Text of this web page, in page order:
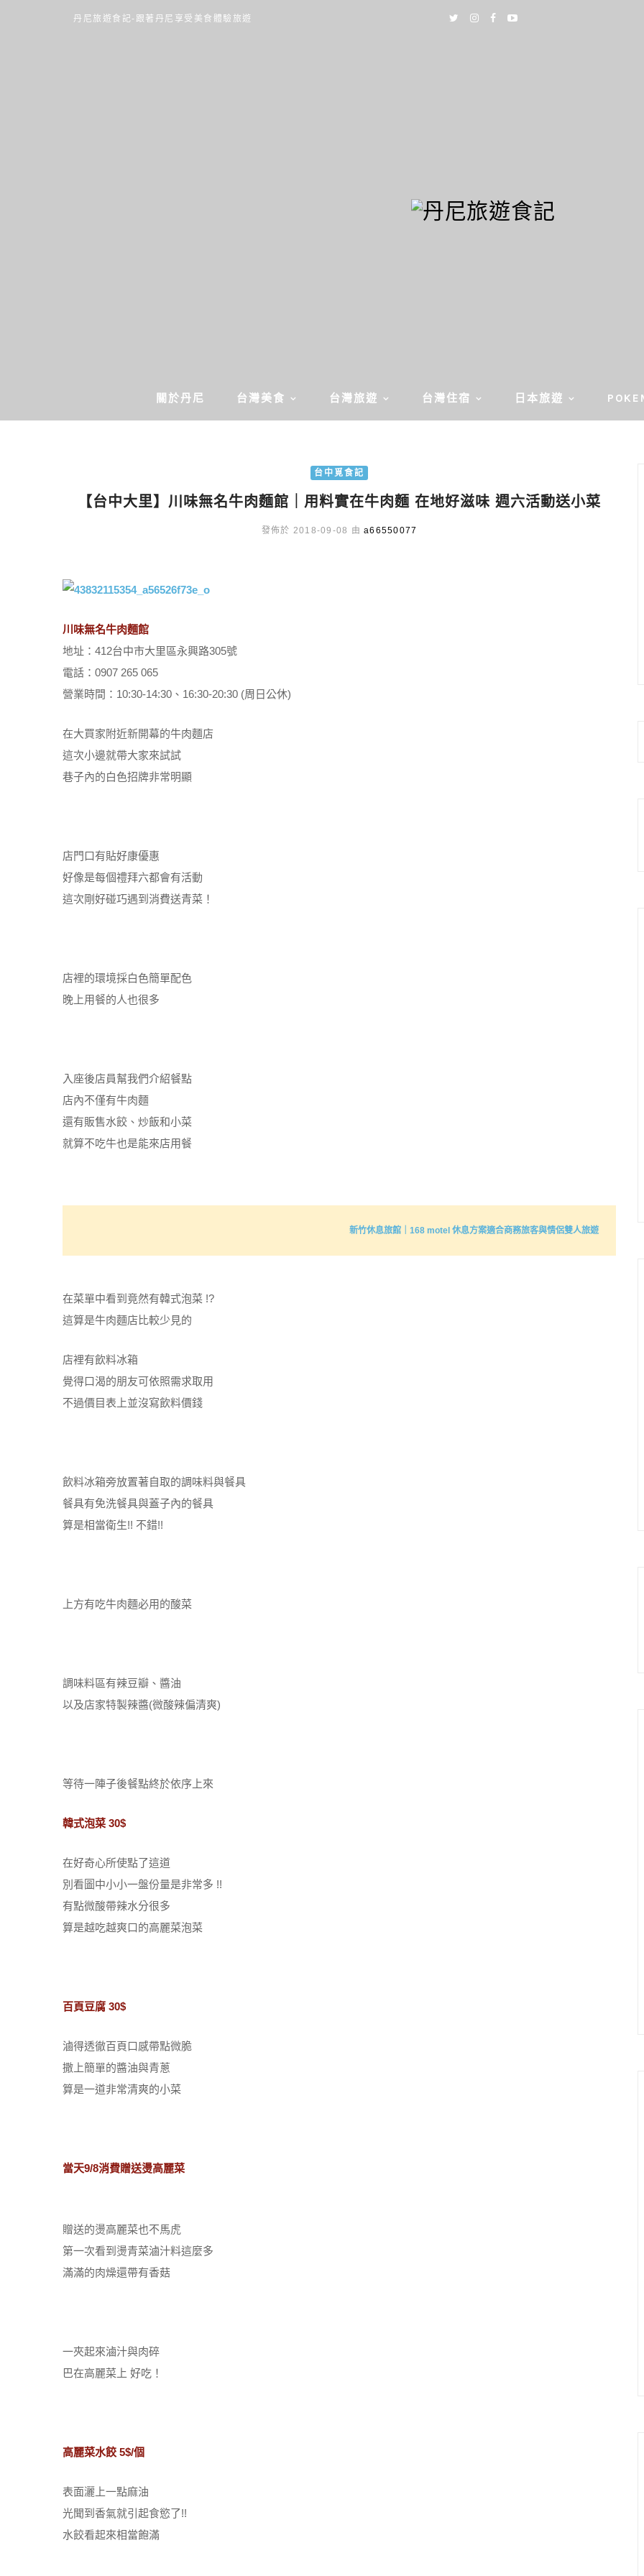
丹尼旅遊食記-跟著丹尼享受美食體驗旅遊
關於丹尼 台灣美食 台灣旅遊 台灣住宿 日本旅遊
台中覓食記
【台中大里】川味無名牛肉麵館｜用料實在牛肉麵 在地好滋味 週六活動送小菜
發佈於 2018-09-08 由 a66550077
川味無名牛肉麵館
地址：412台中市大里區永興路305號
電話：0907 265 065
營業時間：10:30-14:30、16:30-20:30 (周日公休)
在大買家附近新開幕的牛肉麵店
這次小邊就帶大家來試試
巷子內的白色招牌非常明顯
店門口有貼好康優惠
好像是每個禮拜六都會有活動
這次剛好碰巧遇到消費送青菜！
店裡的環境採白色簡單配色
晚上用餐的人也很多
入座後店員幫我們介紹餐點
店內不僅有牛肉麵
還有販售水餃、炒飯和小菜
就算不吃牛也是能來店用餐
新竹休息旅館｜168 motel 休息方案適合商務旅客與情侶雙人旅遊
在菜單中看到竟然有韓式泡菜 !?
這算是牛肉麵店比較少見的
店裡有飲料冰箱
覺得口渴的朋友可依照需求取用
不過價目表上並沒寫飲料價錢
飲料冰箱旁放置著自取的調味料與餐具
餐具有免洗餐具與蓋子內的餐具
算是相當衛生!! 不錯!!
上方有吃牛肉麵必用的酸菜
調味料區有辣豆瓣、醬油
以及店家特製辣醬(微酸辣偏清爽)
等待一陣子後餐點終於依序上來
韓式泡菜 30$
在好奇心所使點了這道
別看圖中小小一盤份量是非常多 !!
有點微酸帶辣水分很多
算是越吃越爽口的高麗菜泡菜
百頁豆腐 30$
滷得透徹百頁口感帶點微脆
撒上簡單的醬油與青蔥
算是一道非常清爽的小菜
當天9/8消費贈送燙高麗菜
贈送的燙高麗菜也不馬虎
第一次看到燙青菜滷汁料這麼多
滿滿的肉燥還帶有香菇
一夾起來滷汁與肉碎
巴在高麗菜上 好吃！
高麗菜水餃 5$/個
表面灑上一點麻油
光聞到香氣就引起食慾了!!
水餃看起來相當飽滿